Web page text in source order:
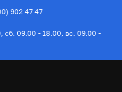
902 47 47
сб. 09.00 - 18.00, вс. 09.00 -